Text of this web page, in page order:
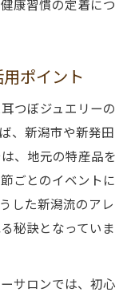
康習慣の定着につ
ポイント
つぼジュエリーの
、新潟市や新発田
、地元の特産品を
ごとのイベントに
した新潟流のアレ
秘訣となっていま
サロンでは、初心